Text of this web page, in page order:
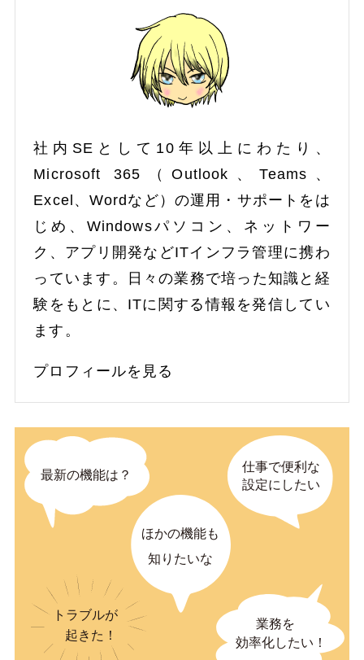
社内SEとして10年以上にわたり、
Microsoft 365（Outlook、Teams、
Excel、Wordなど）の運用・サポートをは
じめ、Windowsパソコン、ネットワー
ク、アプリ開発などITインフラ管理に携わ
っています。日々の業務で培った知識と経
験をもとに、ITに関する情報を発信してい
ます。
プロフィールを見る